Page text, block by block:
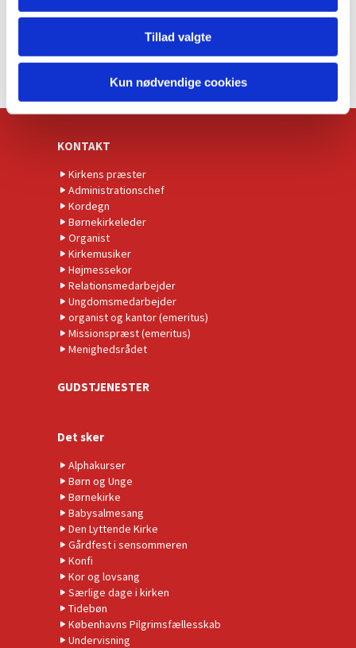
Tillad valgte
Kun nødvendige cookies
KONTAKT
Kirkens præster
Administrationschef
Kordegn
Børnekirkeleder
Organist
Kirkemusiker
Højmessekor
Relationsmedarbejder
Ungdomsmedarbejder
organist og kantor (emeritus)
Missionspræst (emeritus)
Menighedsrådet
GUDSTJENESTER
Det sker
Alphakurser
Børn og Unge
Børnekirke
Babysalmesang
Den Lyttende Kirke
Gårdfest i sensommeren
Konfi
Kor og lovsang
Særlige dage i kirken
Tidebøn
Københavns Pilgrimsfællesskab
Undervisning